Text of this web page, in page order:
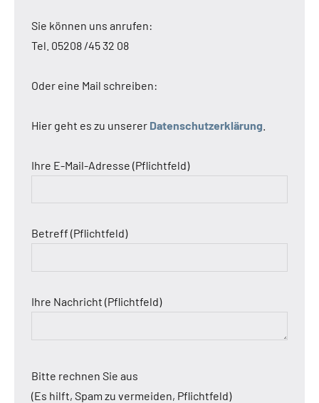
Sie können uns anrufen:
Tel. 05208 /45 32 08
Oder eine Mail schreiben:
Hier geht es zu unserer Datenschutzerklärung
Ihre E-Mail-Adresse (Pflichtfeld)
Betreff (Pflichtfeld)
Ihre Nachricht (Pflichtfeld)
Bitte rechnen Sie aus
(Es hilft, Spam zu vermeiden, Pflichtfeld)